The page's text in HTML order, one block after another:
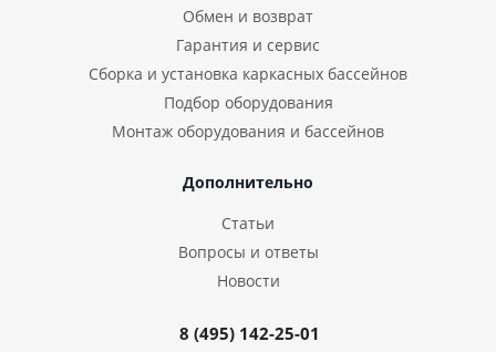
Обмен и возврат
Гарантия и сервис
Сборка и установка каркасных бассейнов
Подбор оборудования
Монтаж оборудования и бассейнов
Дополнительно
Статьи
Вопросы и ответы
Новости
8 (495) 142-25-01